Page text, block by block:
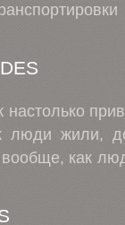
люди жили,
как